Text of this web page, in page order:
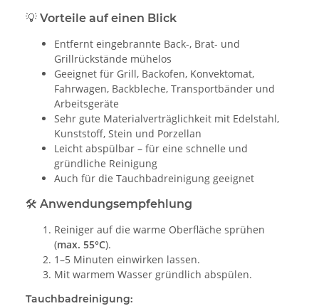
💡 Vorteile auf einen Blick
Entfernt eingebrannte Back-, Brat- und
Grillrückstände mühelos
Geeignet für Grill, Backofen, Konvektomat,
Fahrwagen, Backbleche, Transportbänder und
Arbeitsgeräte
Sehr gute Materialverträglichkeit mit Edelstahl,
Kunststoff, Stein und Porzellan
Leicht abspülbar – für eine schnelle und
gründliche Reinigung
Auch für die Tauchbadreinigung geeignet
🛠 Anwendungsempfehlung
Reiniger auf die warme Oberfläche sprühen
(max. 55°C).
1–5 Minuten einwirken lassen.
Mit warmem Wasser gründlich abspülen.
Tauchbadreinigung: